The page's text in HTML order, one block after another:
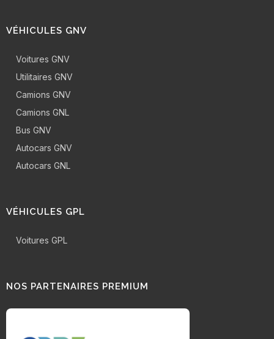
VÉHICULES GNV
Voitures GNV
Utilitaires GNV
Camions GNV
Camions GNL
Bus GNV
Autocars GNV
Autocars GNL
VÉHICULES GPL
Voitures GPL
NOS PARTENAIRES PREMIUM